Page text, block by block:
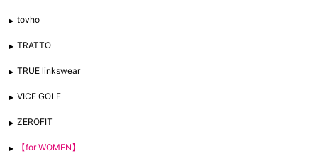
tovho
TRATTO
TRUE linkswear
VICE GOLF
ZEROFIT
【for WOMEN】